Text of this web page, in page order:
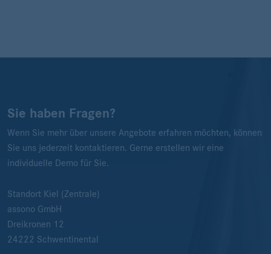
Sie haben Fragen?
Wenn Sie mehr über unsere Angebote erfahren möchten, können
Sie uns jederzeit kontaktieren. Gerne erstellen wir eine
individuelle Demo für Sie.
Standort Kiel (Zentrale)
assono GmbH
Dreikronen 12
24222 Schwentinental